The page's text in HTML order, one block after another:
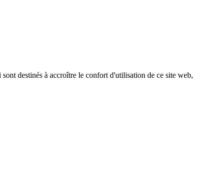
destinés à accroître le confort d'utilisation de ce site web,